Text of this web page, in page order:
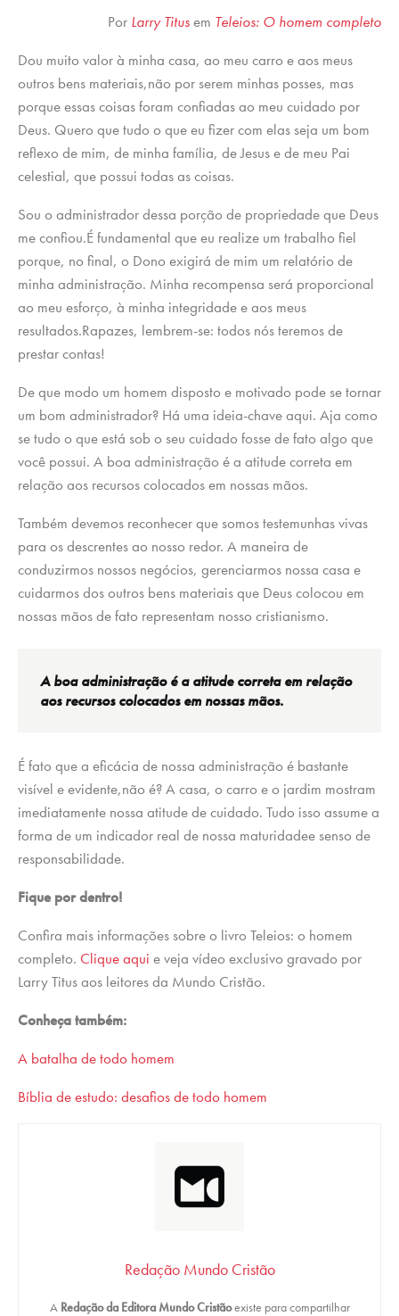
Por Larry Titusem Teleios: O homem completo
Dou muito valor à minha casa, ao meu carro e aos meus
outros bens materiais,não por serem minhas posses, mas
porque essas coisas foram confiadas ao meu cuidado por
Deus. Quero que tudo o que eu fizer com elas seja um bom
reflexo de mim, de minha família, de Jesus e de meu Pai
celestial, que possui todas as coisas.
Sou o administrador dessa porção de propriedade que Deus
me confiou.É fundamental que eu realize um trabalho fiel
porque, no final, o Dono exigirá de mim um relatório de
minha administração. Minha recompensa será proporcional
ao meu esforço, à minha integridade e aos meus
resultados.Rapazes, lembrem-se: todos nós teremos de
prestar contas!
De que modo um homem disposto e motivado pode se tornar
um bom administrador? Há uma ideia-chave aqui. Aja como
se tudo o que está sob o seu cuidado fosse de fato algo que
você possui. A boa administração é a atitude correta em
relação aos recursos colocados em nossas mãos.
Também devemos reconhecer que somos testemunhas vivas
para os descrentes ao nosso redor. A maneira de
conduzirmos nossos negócios, gerenciarmos nossa casa e
cuidarmos dos outros bens materiais que Deus colocou em
nossas mãos de fato representam nosso cristianismo.
A boa administração é a atitude correta em relação
aos recursos colocados em nossas mãos.
É fato que a eficácia de nossa administração é bastante
visível e evidente,não é? A casa, o carro e o jardim mostram
imediatamente nossa atitude de cuidado. Tudo isso assume a
forma de um indicador real de nossa maturidadee senso de
responsabilidade.
Fique por dentro!
Confira mais informações sobre o livro Teleios: o homem
completo. Clique aqui e veja vídeo exclusivo gravado por
Larry Titus aos leitores da Mundo Cristão.
Conheça também:
A batalha de todo homem
Bíblia de estudo: desafios de todo homem
Redação Mundo Cristão
A Redação da Editora Mundo Cristãoexiste para compartilhar